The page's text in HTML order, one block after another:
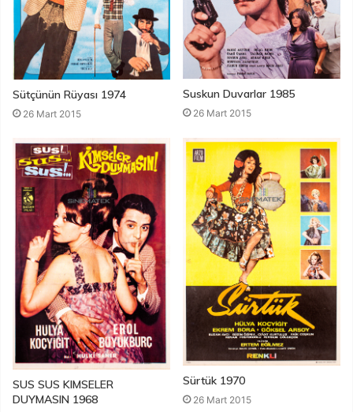
Sütçünün Rüyası 1974
26 Mart 2015
Suskun Duvarlar 1985
26 Mart 2015
SUS SUS KIMSELER
DUYMASIN 1968
Sürtük 1970
26 Mart 2015